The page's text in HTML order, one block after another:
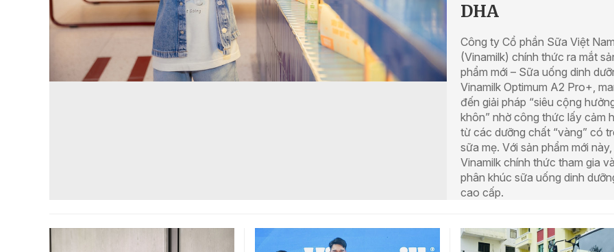
DHA
Công ty Cổ phần Sữa Việt Nam
(Vinamilk) chính thức ra mắt
phẩm mới – Sữa uống dinh
Vinamilk Optimum A2 Pro+,
đến giải pháp “siêu cộng
khôn” nhờ công thức lấy cảm
từ các dưỡng chất “vàng” có
sữa mẹ. Với sản phẩm mới này,
Vinamilk chính thức tham gia
phân khúc sữa uống dinh
cao cấp.